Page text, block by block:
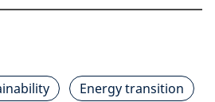
Energy transition